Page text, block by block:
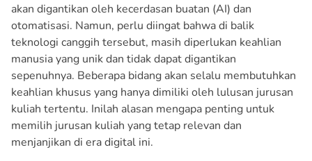
akan digantikan oleh kecerdasan buatan (AI) dan
otomatisasi. Namun, perlu diingat bahwa di balik
teknologi canggih tersebut, masih diperlukan keahlian
manusia yang unik dan tidak dapat digantikan
sepenuhnya. Beberapa bidang akan selalu membutuhkan
keahlian khusus yang hanya dimiliki oleh lulusan jurusan
kuliah tertentu. Inilah alasan mengapa penting untuk
memilih jurusan kuliah yang tetap relevan dan
menjanjikan di era digital ini.